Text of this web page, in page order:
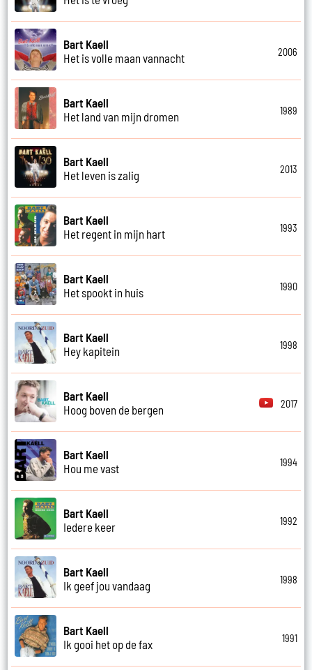
Bart Kaell
Het is volle maan vannacht
2006
Bart Kaell
Het land van mijn dromen
1989
Bart Kaell
Het leven is zalig
2013
Bart Kaell
Het regent in mijn hart
1993
Bart Kaell
Het spookt in huis
1990
Bart Kaell
Hey kapitein
1998
Bart Kaell
Hoog boven de bergen
2017
Bart Kaell
Hou me vast
1994
Bart Kaell
Iedere keer
1992
Bart Kaell
Ik geef jou vandaag
1998
Bart Kaell
Ik gooi het op de fax
1991